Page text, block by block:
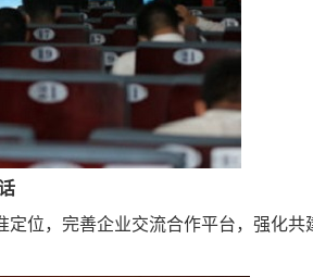
位，完善企业交流合作平台，强化共